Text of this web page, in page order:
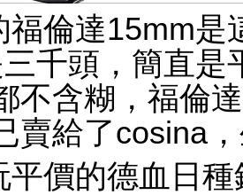
福倫達15mm是
千頭，簡直是
不含糊，福倫
賣給了cosina
平價的德血日